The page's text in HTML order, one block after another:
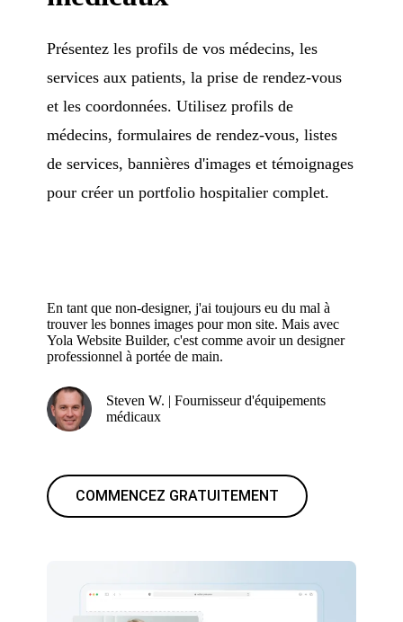
Présentez les profils de vos médecins, les
services aux patients, la prise de rendez-vous
et les coordonnées. Utilisez profils de
médecins, formulaires de rendez-vous, listes
de services, bannières d'images et témoignages
pour créer un portfolio hospitalier complet.
En tant que non-designer, j'ai toujours eu du mal à
trouver les bonnes images pour mon site. Mais avec
Yola Website Builder, c'est comme avoir un designer
professionnel à portée de main.
Steven W. | Fournisseur d'équipements
médicaux
COMMENCEZ GRATUITEMENT